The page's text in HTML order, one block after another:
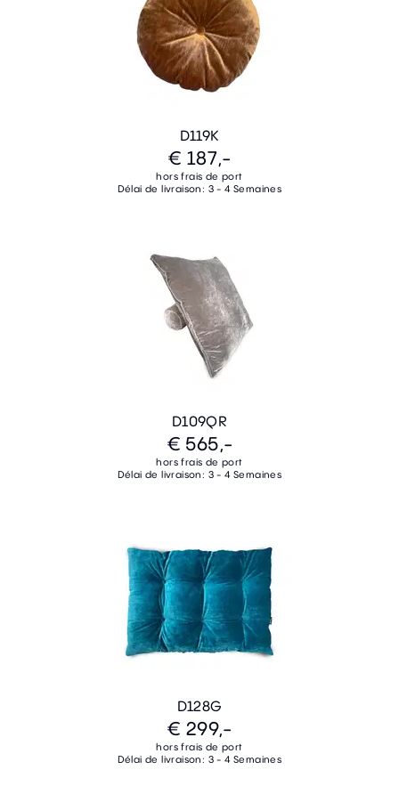
D119K
€ 187,-
hors frais de port
Délai de livraison: 3 - 4 Semaines
D109QR
€ 565,-
hors frais de port
Délai de livraison: 3 - 4 Semaines
D128G
€ 299,-
hors frais de port
Délai de livraison: 3 - 4 Semaines